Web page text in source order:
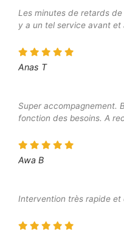
Les minutes de retards
y a un tel service avant et
Anas T
Super accompagnement.
fonction des besoins. A
Awa B
Intervention très rapide et